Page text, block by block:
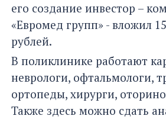
его создание инвестор –
«Евромед групп» - вложил
рублей.
В поликлинике работают
неврологи, офтальмологи,
ортопеды, хирурги,
Также здесь можно сдать